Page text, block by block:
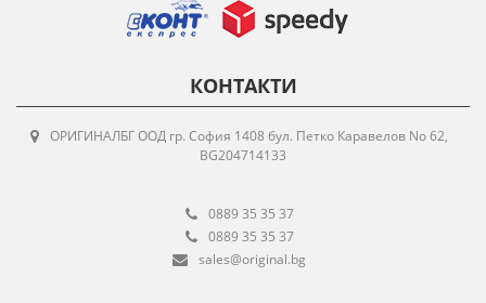
КОНТАКТИ
ОРИГИНАЛБГ ООД гр. София 1408 бул. Петко Каравелов No 62,
BG204714133
0889 35 35 37
0889 35 35 37
sales@original.bg